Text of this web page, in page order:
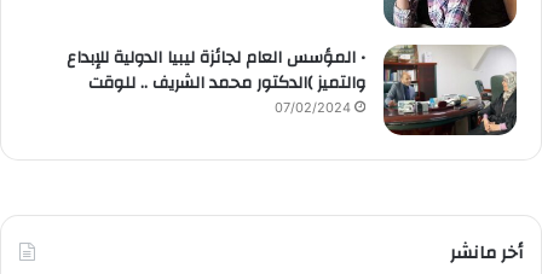
• المؤسس العام لجائزة ليبيا الدولية للإبداع
والتميز )الدكتور محمد الشريف .. للوقت
07/02/2024
أخر مانشر